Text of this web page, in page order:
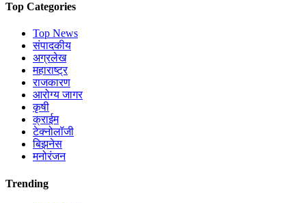
Top Categories
Top News
संपादकीय
अग्रलेख
महाराष्ट्र
राजकारण
आरोग्य जागर
कृषी
क्राईम
टेक्नोलॉजी
बिझनेस
मनोरंजन
Trending